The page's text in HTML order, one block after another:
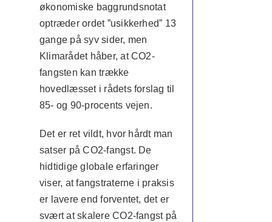
økonomiske baggrundsnotat
optræder ordet ”usikkerhed” 13
gange på syv sider, men
Klimarådet håber, at CO2-
fangsten kan trække
hovedlæsset i rådets forslag til
85- og 90-procents vejen.
Det er ret vildt, hvor hårdt man
satser på CO2-fangst. De
hidtidige globale erfaringer
viser, at fangstraterne i praksis
er lavere end forventet, det er
svært at skalere CO2-fangst på